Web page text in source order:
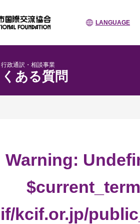
LANGUAGE
行政通訳・相談事業
ある質問
Warning:
kcif.or.jp/